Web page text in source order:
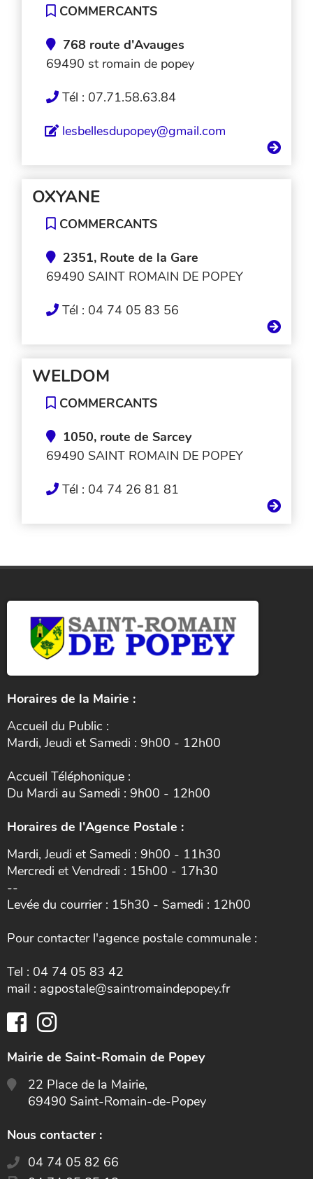
COMMERCANTS
768 route d'Avauges
69490 st romain de popey
Tél : 07.71.58.63.84
lesbellesdupopey@gmail.com
OXYANE
COMMERCANTS
2351, Route de la Gare
69490 SAINT ROMAIN DE POPEY
Tél : 04 74 05 83 56
WELDOM
COMMERCANTS
1050, route de Sarcey
69490 SAINT ROMAIN DE POPEY
Tél : 04 74 26 81 81
Horaires de la Mairie :
Accueil du Public :
Mardi, Jeudi et Samedi : 9h00 - 12h00
Accueil Téléphonique :
Du Mardi au Samedi : 9h00 - 12h00
Horaires de l'Agence Postale :
Mardi, Jeudi et Samedi : 9h00 - 11h30
Mercredi et Vendredi : 15h00 - 17h30
--
Levée du courrier : 15h30 - Samedi : 12h00
Pour contacter l'agence postale communale :
Tel : 04 74 05 83 42
mail : agpostale@saintromaindepopey.fr
Mairie de Saint-Romain de Popey
22 Place de la Mairie,
69490 Saint-Romain-de-Popey
Nous contacter :
04 74 05 82 66